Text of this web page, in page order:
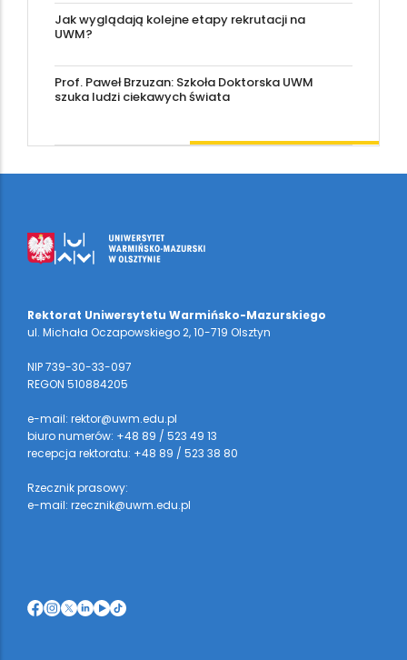
Jak wyglądają kolejne etapy rekrutacji na
UWM?
Prof. Paweł Brzuzan: Szkoła Doktorska UWM
szuka ludzi ciekawych świata
Rektorat Uniwersytetu Warmińsko-Mazurskiego
ul. Michała Oczapowskiego 2, 10-719 Olsztyn
NIP 739-30-33-097
REGON 510884205
e-mail: rektor@uwm.edu.pl
biuro numerów: +48 89 / 523 49 13
recepcja rektoratu: +48 89 / 523 38 80
Rzecznik prasowy:
e-mail: rzecznik@uwm.edu.pl